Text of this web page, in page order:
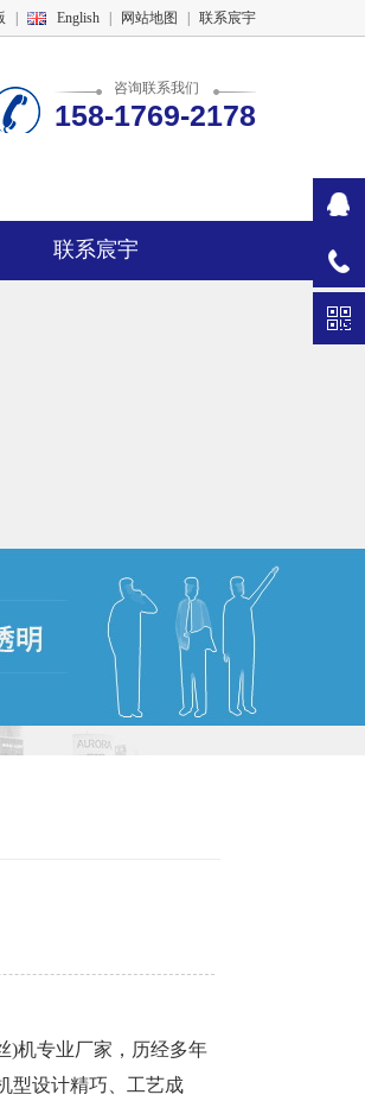
网站地图 联系宸宇
English
咨询联系我们
158-1769-2178
联系宸宇
)机专业厂家，历经多年
型设计精巧、工艺成